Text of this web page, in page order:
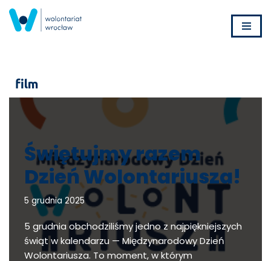
Przejdź
film
Świętujmy razem
Dzień Wolontariusza!
5 grudnia 2025
5 grudnia obchodziliśmy jedno z najpiękniejszych
świąt w kalendarzu — Międzynarodowy Dzień
Wolontariusza. To moment, w którym